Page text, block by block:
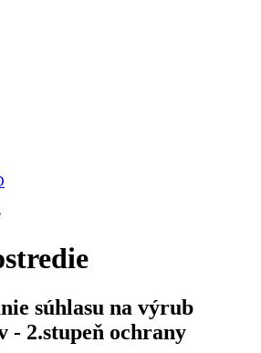
súhlasu na výrub
- 2.stupeň ochrany